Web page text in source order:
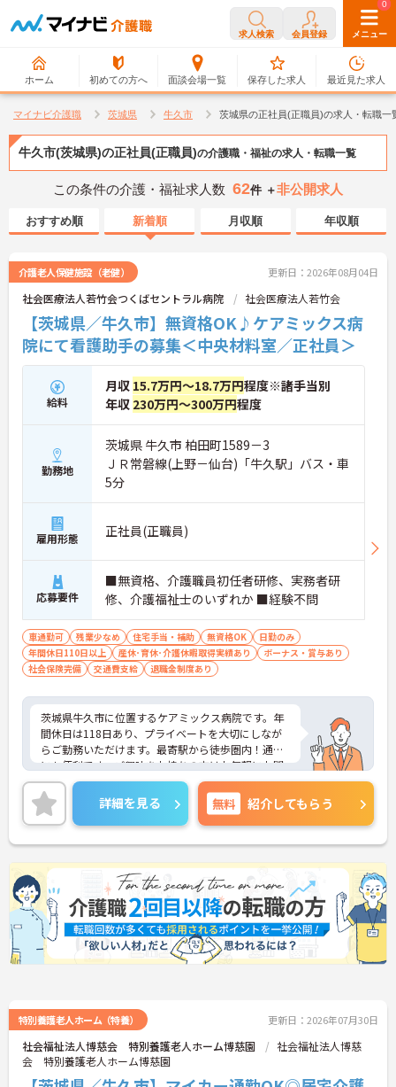
求人検索 会員登録 メニュー
ホーム 初めての方へ 面談会場一覧
0
保存した求人
0
最近見た求人
マイナビ介護職 茨城県 牛久市 茨城県の正社員(正職員)の求人・転職一
牛久市(茨城県)の正社員(正職員)の介護職・福祉の求人・転職一覧
この条件の介護・福祉求人数 62件 ＋非公開求人
おすすめ順 新着順 月収順 年収順
介護老人保健施設（老健） 更新日：2026年08月04日
社会医療法人若竹会つくばセントラル病院 社会医療法人若竹会
【茨城県／牛久市】無資格OK♪ケアミックス病
院にて看護助手の募集＜中央材料室／正社員＞
給料
月収 15.7万円～18.7万円程度※諸手当別
年収 230万円～300万円程度
勤務地
茨城県 牛久市 柏田町1589－3
ＪＲ常磐線(上野－仙台)「牛久駅」バス・車
5分
雇用形態 正社員(正職員)
応募要件
■無資格、介護職員初任者研修、実務者研
修、介護福祉士のいずれか ■経験不問
車通勤可 残業少なめ 住宅手当・補助 無資格OK
日勤のみ
年間休日110日以上
産休･育休･介護休暇取得実績あり
ボーナス・賞与あり
社会保険完備
交通費支給 退職金制度あり
茨城県牛久市に位置するケアミックス病院です。年
間休日は118日あり、プライベートを大切にしなが
らご勤務いただけます。最寄駅から徒歩圏内！通勤
にも便利です。ご興味をお持ちの方はお気軽にお問
い合わせください。
詳細を見る 無料 紹介してもらう
特別養護老人ホーム（特養） 更新日：2026年07月30日
社会福祉法人博慈会 特別養護老人ホーム博慈園
社会福祉法人博慈
会 特別養護老人ホーム博慈園